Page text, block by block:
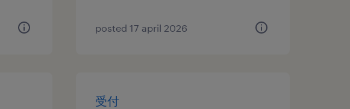
posted 17 april 2026
受付